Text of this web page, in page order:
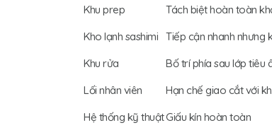
Khu prep
Tách biệt hoàn toàn
Kho lạnh sashimi Tiếp cận nhanh nhưng
Khu rửa
Bố trí phía sau lớp tiêu
Lối nhân viên
Hạn chế giao cắt với
Hệ thống kỹ thuậtGiấu kín hoàn toàn